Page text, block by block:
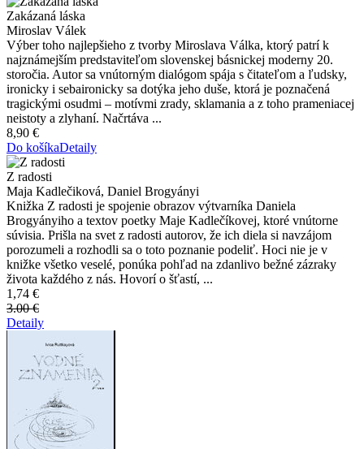
Zakázaná láska
Miroslav Válek
Výber toho najlepšieho z tvorby Miroslava Válka, ktorý patrí k
najznámejším predstaviteľom slovenskej básnickej moderny 20.
storočia. Autor sa vnútorným dialógom spája s čitateľom a ľudsky,
ironicky i sebaironicky sa dotýka jeho duše, ktorá je poznačená
tragickými osudmi – motívmi zrady, sklamania a z toho prameniacej
neistoty a zlyhaní. Načrtáva ...
8,90 €
Do košíkaDetaily
Z radosti
Maja Kadlečiková, Daniel Brogyányi
Knižka Z radosti je spojenie obrazov výtvarníka Daniela
Brogyányiho a textov poetky Maje Kadlečíkovej, ktoré vnútorne
súvisia. Prišla na svet z radosti autorov, že ich diela si navzájom
porozumeli a rozhodli sa o toto poznanie podeliť. Hoci nie je v
knižke všetko veselé, ponúka pohľad na zdanlivo bežné zázraky
života každého z nás. Hovorí o šťastí, ...
1,74 €
3.00 €
Detaily